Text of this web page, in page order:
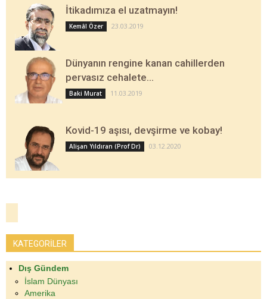
İtikadımıza el uzatmayın!
Kemâl Özer 23.03.2019
Dünyanın rengine kanan cahillerden
pervasız cehalete…
Baki Murat 11.03.2019
Kovid-19 aşısı, devşirme ve kobay!
Alişan Yıldıran (Prof Dr) 03.12.2020
KATEGORİLER
Dış Gündem
İslam Dünyası
Amerika